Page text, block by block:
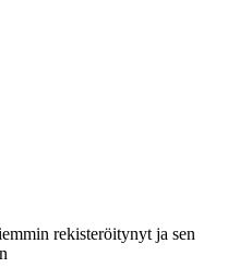
rekisteröitynyt ja sen